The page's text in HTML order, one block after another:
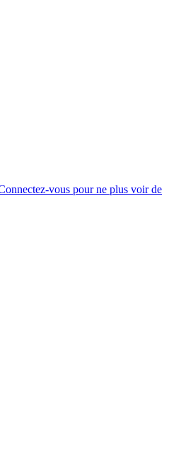
vous pour ne plus voir de